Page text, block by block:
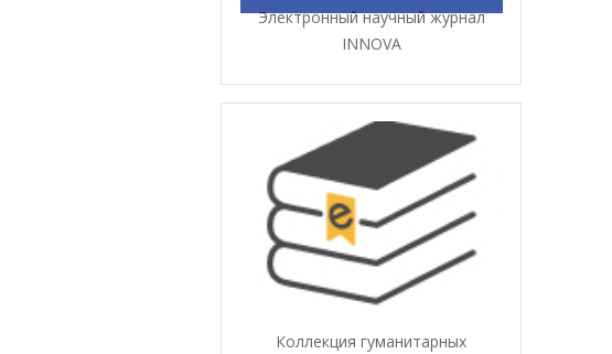
Электронный научный журнал
INNOVA
Коллекция гуманитарных